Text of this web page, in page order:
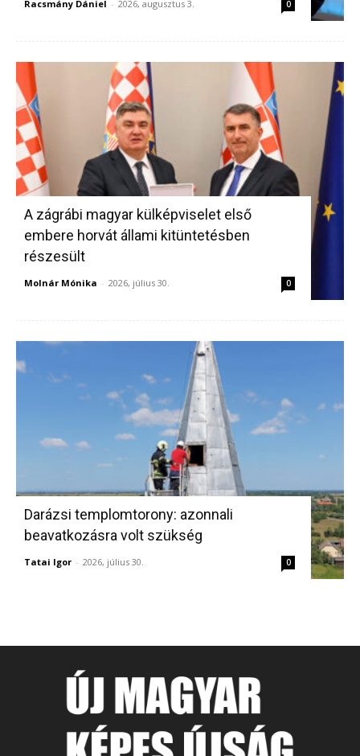
Racsmány Dániel - 2026, augusztus 3. 0
A zágrábi magyar külképviselet első
embere horvát állami kitüntetésben
részesült
Molnár Mónika - 2026, július 30. 0
Darázsi templomtorony: azonnali
beavatkozásra volt szükség
Tatai Igor - 2026, július 30. 0